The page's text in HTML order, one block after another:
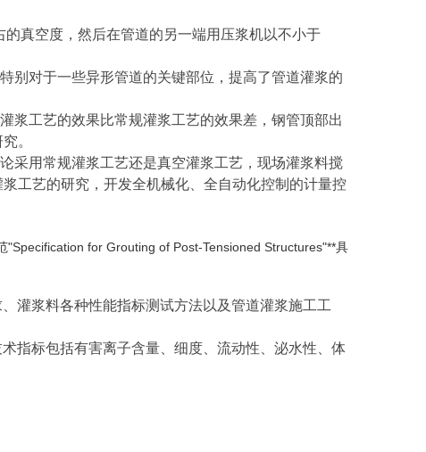
真空度，然后在管道的另一端用压浆机以不小于
别对于一些异形管道的关键部位，提高了管道灌浆的
浆工艺的效果比常规灌浆工艺的效果差，钢管顶部出
。
采用常规灌浆工艺还是真空灌浆工艺，现场灌浆料搅
工艺的研究，开发全机械化、全自动化控制的计量控
for Grouting of Post-Tensioned Structures"**具
灌浆料各种性能指标测试方法以及管道灌浆施工工
指标包括有害离子含量、细度、流动性、泌水性、体